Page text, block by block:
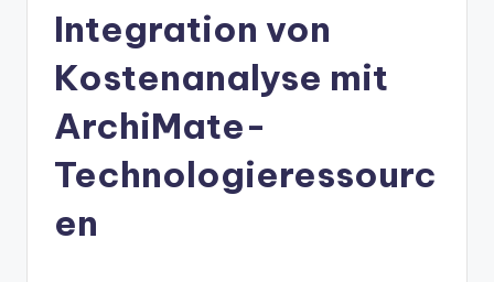
Integration von
Kostenanalyse mit
ArchiMate-
Technologieressourc
en